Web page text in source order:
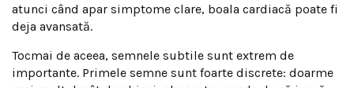
atunci când apar simptome clare, boala cardiacă poate fi
deja avansată.
Tocmai de aceea, semnele subtile sunt extrem de
importante. Primele semne sunt foarte discrete: doarme